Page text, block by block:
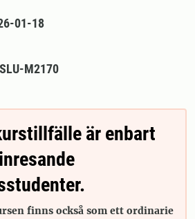
01-18
M2170
är enbart
finns också som ett ordinarie